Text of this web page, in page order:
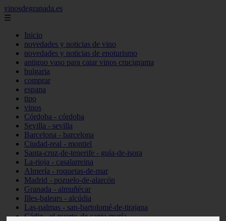
vinosdegranada.es
☰
Inicio
novedades y noticias de vino
novedades y noticias de enoturismo
antiguo vaso para catar vinos crucigrama
bulgaria
comprar
espana
tipo
vinos
Córdoba - córdoba
Sevilla - sevilla
Barcelona - barcelona
Ciudad-real - montiel
Santa-cruz-de-tenerife - guía-de-isora
La-rioja - casalarreina
Almería - roquetas-de-mar
Madrid - pozuelo-de-alarcón
Granada - almuñécar
Illes-balears - alcúdia
Las-palmas - san-bartolomé-de-tirajana
Cádiz - el-puerto-de-santa-maría